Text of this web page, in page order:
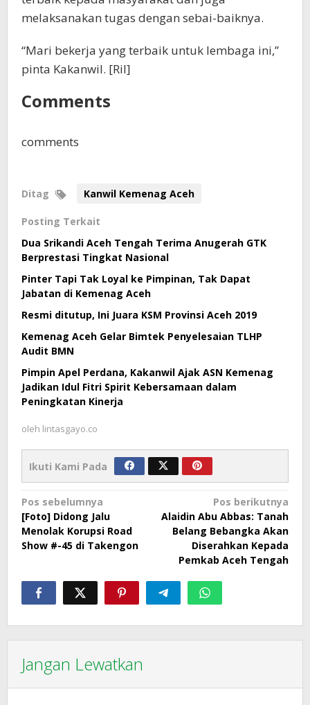
melaksanakan tugas dengan sebai-baiknya.
“Mari bekerja yang terbaik untuk lembaga ini,”
pinta Kakanwil. [Ril]
Comments
comments
Ditag Kanwil Kemenag Aceh
Posting Terkait
Dua Srikandi Aceh Tengah Terima Anugerah GTK
Berprestasi Tingkat Nasional
Pinter Tapi Tak Loyal ke Pimpinan, Tak Dapat
Jabatan di Kemenag Aceh
Resmi ditutup, Ini Juara KSM Provinsi Aceh 2019
Kemenag Aceh Gelar Bimtek Penyelesaian TLHP
Audit BMN
Pimpin Apel Perdana, Kakanwil Ajak ASN Kemenag
Jadikan Idul Fitri Spirit Kebersamaan dalam
Peningkatan Kinerja
oleh lintasgayo.co
Ikuti Kami Pada
Navigasi
pos
Pos sebelumnya
[Foto] Didong Jalu
Menolak Korupsi Road
Show #-45 di Takengon
Pos berikutnya
Alaidin Abu Abbas: Tanah
Belang Bebangka Akan
Diserahkan Kepada
Pemkab Aceh Tengah
Jangan Lewatkan